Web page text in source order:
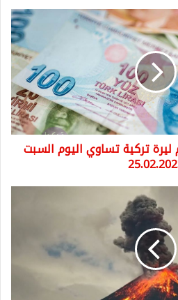
يورو كم ليرة تركية تساوي اليوم السبت